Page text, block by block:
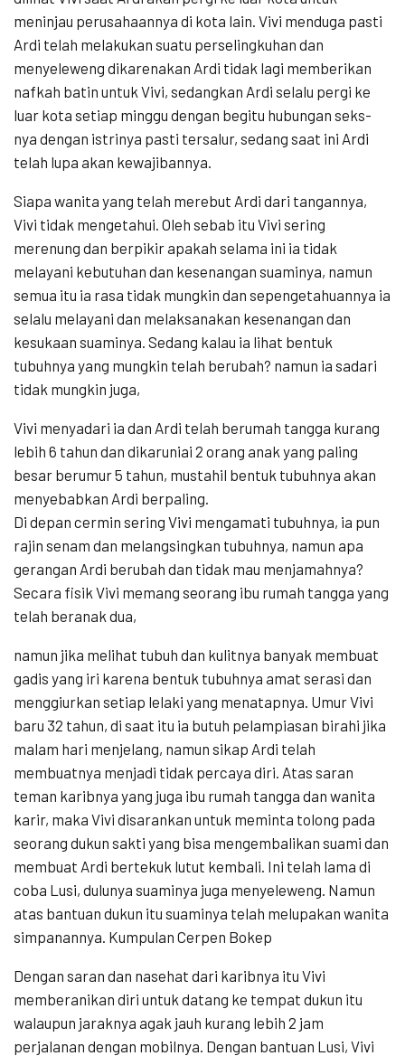
meninjau perusahaannya di kota lain. Vivi menduga pasti
Ardi telah melakukan suatu perselingkuhan dan
menyeleweng dikarenakan Ardi tidak lagi memberikan
nafkah batin untuk Vivi, sedangkan Ardi selalu pergi ke
luar kota setiap minggu dengan begitu hubungan seks-
nya dengan istrinya pasti tersalur, sedang saat ini Ardi
telah lupa akan kewajibannya.
Siapa wanita yang telah merebut Ardi dari tangannya,
Vivi tidak mengetahui. Oleh sebab itu Vivi sering
merenung dan berpikir apakah selama ini ia tidak
melayani kebutuhan dan kesenangan suaminya, namun
semua itu ia rasa tidak mungkin dan sepengetahuannya ia
selalu melayani dan melaksanakan kesenangan dan
kesukaan suaminya. Sedang kalau ia lihat bentuk
tubuhnya yang mungkin telah berubah? namun ia sadari
tidak mungkin juga,
Vivi menyadari ia dan Ardi telah berumah tangga kurang
lebih 6 tahun dan dikaruniai 2 orang anak yang paling
besar berumur 5 tahun, mustahil bentuk tubuhnya akan
menyebabkan Ardi berpaling.
Di depan cermin sering Vivi mengamati tubuhnya, ia pun
rajin senam dan melangsingkan tubuhnya, namun apa
gerangan Ardi berubah dan tidak mau menjamahnya?
Secara fisik Vivi memang seorang ibu rumah tangga yang
telah beranak dua,
namun jika melihat tubuh dan kulitnya banyak membuat
gadis yang iri karena bentuk tubuhnya amat serasi dan
menggiurkan setiap lelaki yang menatapnya. Umur Vivi
baru 32 tahun, di saat itu ia butuh pelampiasan birahi jika
malam hari menjelang, namun sikap Ardi telah
membuatnya menjadi tidak percaya diri. Atas saran
teman karibnya yang juga ibu rumah tangga dan wanita
karir, maka Vivi disarankan untuk meminta tolong pada
seorang dukun sakti yang bisa mengembalikan suami dan
membuat Ardi bertekuk lutut kembali. Ini telah lama di
coba Lusi, dulunya suaminya juga menyeleweng. Namun
atas bantuan dukun itu suaminya telah melupakan wanita
simpanannya. Kumpulan Cerpen Bokep
Dengan saran dan nasehat dari karibnya itu Vivi
memberanikan diri untuk datang ke tempat dukun itu
walaupun jaraknya agak jauh kurang lebih 2 jam
perjalanan dengan mobilnya. Dengan bantuan Lusi, Vivi